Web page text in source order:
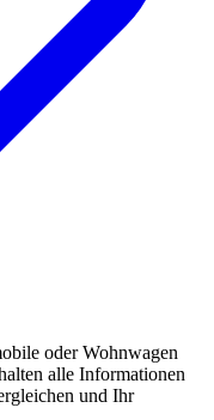
oder Wohnwagen
alle Informationen
und Ihr